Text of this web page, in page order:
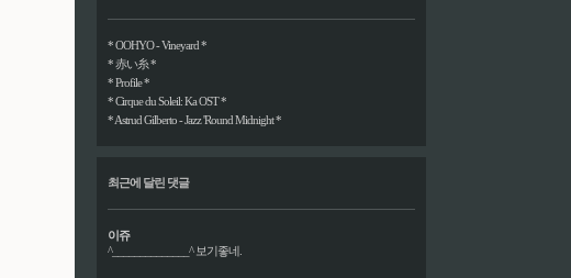
* OOHYO - Vineyard *
* 赤い糸 *
* Profile *
* Cirque du Soleil: Ka OST *
* Astrud Gilberto - Jazz 'Round Midnight *
최근에 달린 댓글
이쥬
^______________^ 보기좋네.